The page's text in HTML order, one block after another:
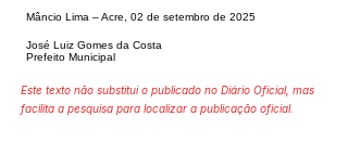
Mâncio Lima – Acre, 02 de setembro de 2025
José Luiz Gomes da Costa
Prefeito Municipal
Este texto não substitui o publicado no Diário Oficial, mas
facilita a pesquisa para localizar a publicação oficial.